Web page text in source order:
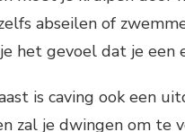
abseilen of
het gevoel dat je een
is caving ook een
zal je dwingen om te